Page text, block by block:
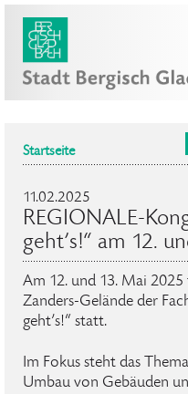
Startseite
11.02.2025
REGIONALE-
geht’s!“ am 12.
Am 12. und 13. Mai
Zanders-Gelände der
geht’s!“ statt.
Im Fokus steht das
Umbau von Gebäuden